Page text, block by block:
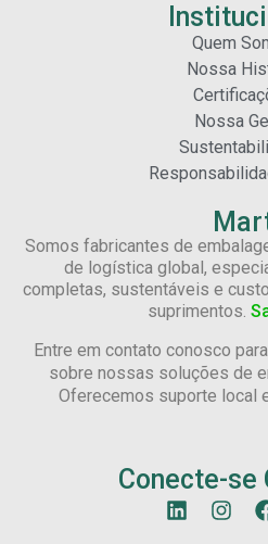
Quem
Nossa
Nossa
Somos fabricantes de
de logística global,
completas, sustentáveis e
suprimentos.
Entre em contato conosco
sobre nossas soluções de
Oferecemos suporte local
Conecte-se